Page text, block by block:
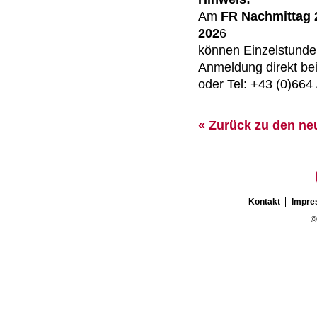
Am FR Nachmittag
2026
können
Anmeldung direkt
oder Tel: +43 (0)664
« Zurück zu den
Kontakt
©